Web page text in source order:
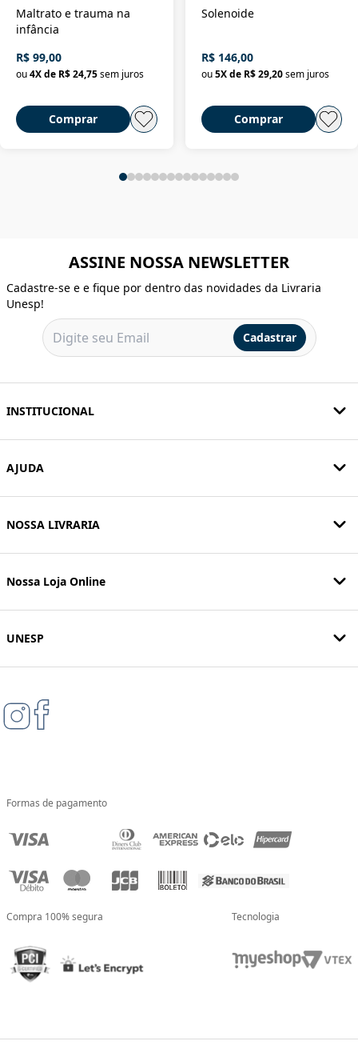
Maltrato e trauma na
infância
R$ 99,00
ou4X de R$ 24,75sem juros
Comprar
Solenoide
R$ 146,00
ou 5X de R$ 29,20 sem juros
Comprar
ASSINE NOSSA NEWSLETTER
Cadastre-se e e fique por dentro das novidades da Livraria
Unesp!
Cadastrar
INSTITUCIONAL
AJUDA
NOSSA LIVRARIA
Nossa Loja Online
UNESP
Formas de pagamento
Compra 100% segura Tecnologia